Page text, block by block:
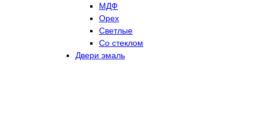
МДФ
Орех
Светлые
Со стеклом
Двери эмаль